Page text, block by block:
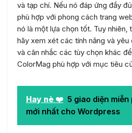
và tạp chí. Nếu nó đáp ứng đầy
phù hợp với phong cách trang
nó là một lựa chọn tốt. Tuy nhiên,
hãy xem xét các tính năng và
và cân nhắc các tùy chọn khác
ColorMag phù hợp với mục tiêu
Hay nè ❤️ 5 giao diện miễn
mới nhất cho Wordpress